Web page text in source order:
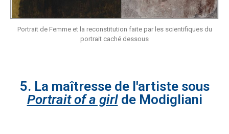
Portrait de Femme et la reconstitution faite par les scientifiques du
portrait caché dessous
5. La maîtresse de l'artiste sous
Portrait of a girlde Modigliani